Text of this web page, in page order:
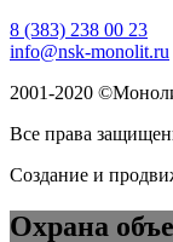
8 (383) 238 00 23
info@nsk-monolit.ru
2001-2020
Все права
Создание и
Охрана